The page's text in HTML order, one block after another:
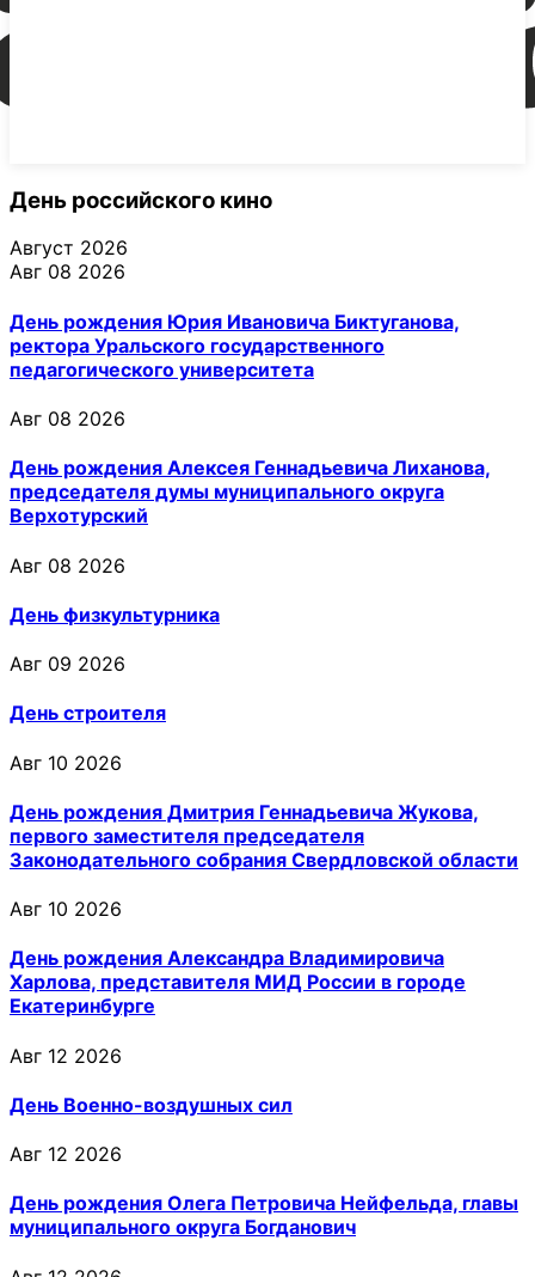
День российского кино
Август 2026
Авг 08 2026
День рождения Юрия Ивановича Биктуганова,
ректора Уральского государственного
педагогического университета
Авг 08 2026
День рождения Алексея Геннадьевича Лиханова,
председателя думы муниципального округа
Верхотурский
Авг 08 2026
День физкультурника
Авг 09 2026
День строителя
Авг 10 2026
День рождения Дмитрия Геннадьевича Жукова,
первого заместителя председателя
Законодательного собрания Свердловской области
Авг 10 2026
День рождения Александра Владимировича
Харлова, представителя МИД России в городе
Екатеринбурге
Авг 12 2026
День Военно-воздушных сил
Авг 12 2026
День рождения Олега Петровича Нейфельда, главы
муниципального округа Богданович